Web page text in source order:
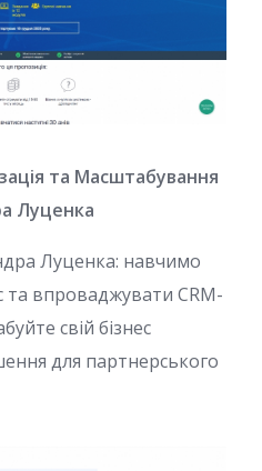
та Масштабування
Луценка
Луценка: навчимо
та впроваджувати CRM-
свій бізнес
для партнерського